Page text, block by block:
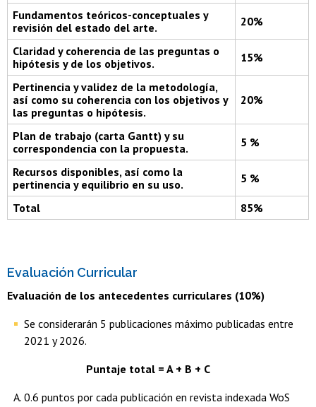
Fundamentos teóricos-conceptuales y
revisión del estado del arte.
20%
Claridad y coherencia de las preguntas o
hipótesis y de los objetivos.
15%
Pertinencia y validez de la metodología,
así como su coherencia con los objetivos y
las preguntas o hipótesis.
20%
Plan de trabajo (carta Gantt) y su
correspondencia con la propuesta. 5 %
Recursos disponibles, así como la
pertinencia y equilibrio en su uso.
5 %
Total 85%
Evaluación Curricular
Evaluación de los antecedentes curriculares (10%)
Se considerarán 5 publicaciones máximo publicadas entre
2021 y 2026.
Puntaje total = A + B + C
0.6 puntos por cada publicación en revista indexada WoS